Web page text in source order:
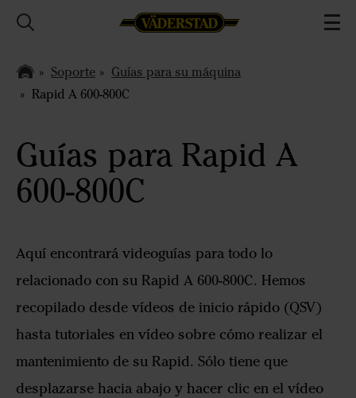
Soporte
Guías para su máquina
Rapid A 600-800C
Guías para Rapid A
600-800C
Aquí encontrará videoguías para todo lo
relacionado con su Rapid A 600-800C. Hemos
recopilado desde vídeos de inicio rápido (QSV)
hasta tutoriales en vídeo sobre cómo realizar el
mantenimiento de su Rapid. Sólo tiene que
desplazarse hacia abajo y hacer clic en el vídeo